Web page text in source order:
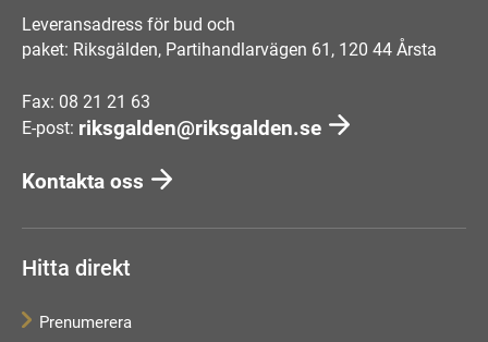
Leveransadress för bud och
paket: Riksgälden, Partihandlarvägen 61, 120 44 Årsta
Fax: 08 21 21 63
E-post: riksgalden@riksgalden.se
Kontakta oss
Hitta direkt
Prenumerera